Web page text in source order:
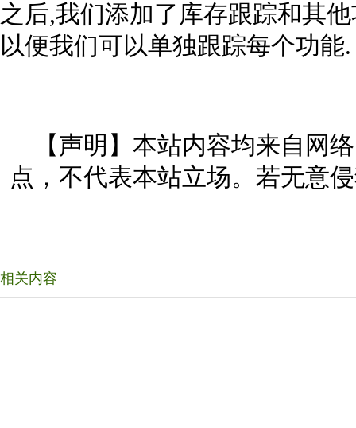
之后,我们添加了库存跟踪和其
以便我们可以单独跟踪每个功能.
【声明】本站内容均来自网
点，不代表本站立场。若无意
相关内容